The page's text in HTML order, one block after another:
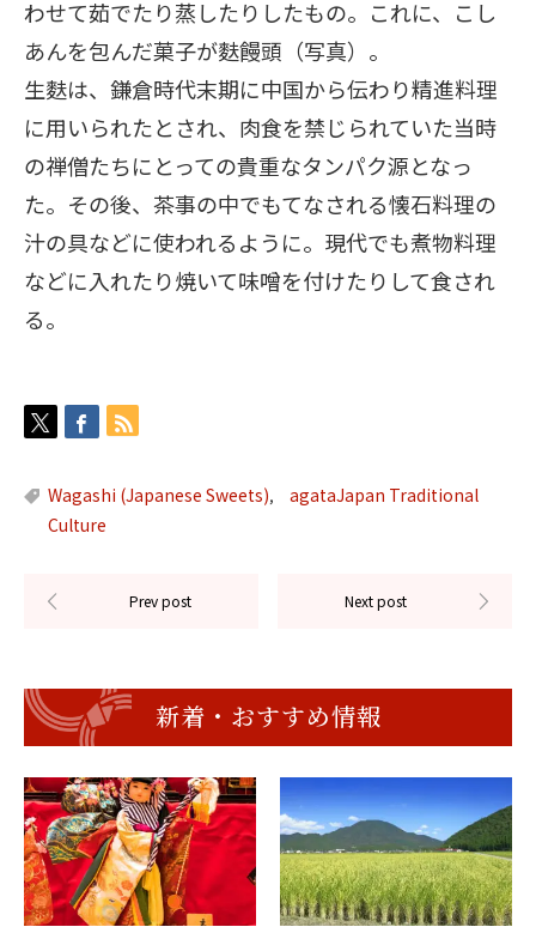
わせて茹でたり蒸したりしたもの。これに、こし
あんを包んだ菓子が麩饅頭（写真）。
生麩は、鎌倉時代末期に中国から伝わり精進料理
に用いられたとされ、肉食を禁じられていた当時
の禅僧たちにとっての貴重なタンパク源となっ
た。その後、茶事の中でもてなされる懐石料理の
汁の具などに使われるように。現代でも煮物料理
などに入れたり焼いて味噌を付けたりして食され
る。
Wagashi (Japanese Sweets),
agataJapan Traditional
Culture
新着・おすすめ情報